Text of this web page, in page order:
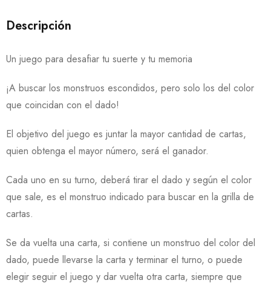
Descripción
Un juego para desafiar tu suerte y tu memoria
¡A buscar los monstruos escondidos, pero solo los del color
que coincidan con el dado!
El objetivo del juego es juntar la mayor cantidad de cartas,
quien obtenga el mayor número, será el ganador.
Cada uno en su turno, deberá tirar el dado y según el color
que sale, es el monstruo indicado para buscar en la grilla de
cartas.
Se da vuelta una carta, si contiene un monstruo del color del
dado, puede llevarse la carta y terminar el turno, o puede
elegir seguir el juego y dar vuelta otra carta, siempre que